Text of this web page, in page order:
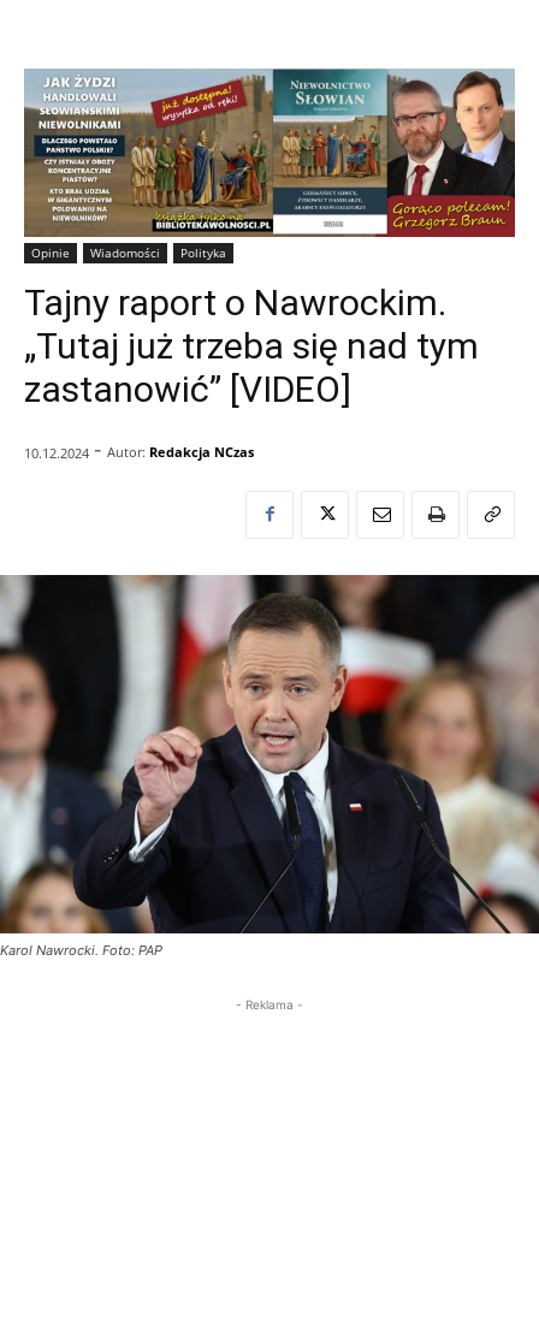
Opinie Wiadomości Polityka
Tajny raport o Nawrockim.
„Tutaj już trzeba się nad tym
zastanowić” [VIDEO]
10.12.2024 - Autor: Redakcja NCzas
Karol Nawrocki. Foto: PAP
- Reklama -